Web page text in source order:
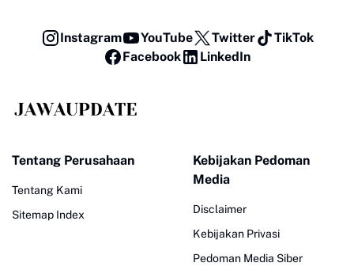
Instagram YouTube Twitter
TikTok
Facebook
LinkedIn
Tentang Perusahaan
Tentang Kami
Sitemap Index
Kebijakan Pedoman
Media
Disclaimer
Kebijakan Privasi
Pedoman Media Siber